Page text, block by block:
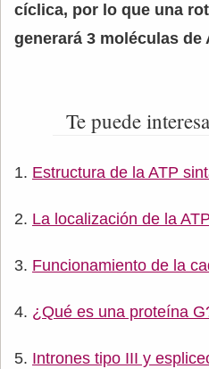
cíclica, por lo que una
generará 3 moléculas de
Te puede
Estructura de la ATP
La localización de la
Funcionamiento de la
¿Qué es una proteína
Intrones tipo III y